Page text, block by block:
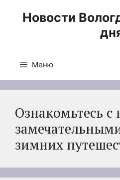
Новости
Меню
Ознакомьтесь
зимних